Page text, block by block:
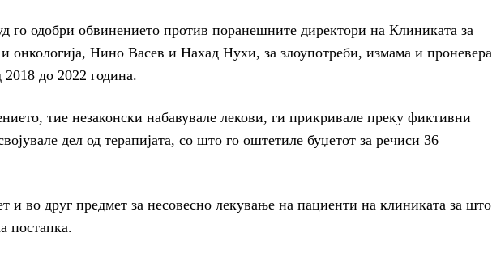
го одобри обвинението против поранешните директори на Клиниката за
и онкологија, Нино Васев и Нахад Нухи, за злоупотреби, измама и проневера
2018 до 2022 година.
тие незаконски набавувале лекови, ги прикривале преку фиктивни
дел од терапијата, со што го оштетиле буџетот за речиси 36
и во друг предмет за несовесно лекување на пациенти на клиниката за што
постапка.